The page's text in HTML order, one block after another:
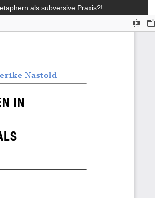
als subversive Praxis?!